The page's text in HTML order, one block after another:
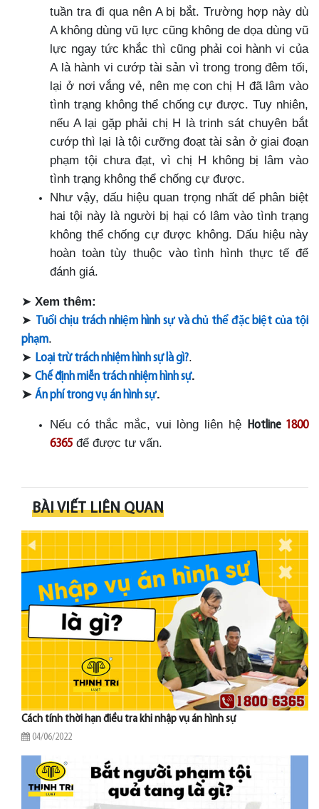
tuần tra đi qua nên A bị bắt. Trường hợp này dù
A không dùng vũ lực cũng không de dọa dùng vũ
lực ngay tức khắc thì cũng phải coi hành vi của
A là hành vi cướp tài sản vì trong trong đêm tối,
lại ở nơi vắng vẻ, nên mẹ con chị H đã lâm vào
tình trạng không thể chống cự được. Tuy nhiên,
nếu A lại gặp phải chị H là trinh sát chuyên bắt
cướp thì lại là tội cưỡng đoạt tài sản ở giai đoạn
phạm tội chưa đạt, vì chị H không bị lâm vào
tình trạng không thể chống cự được.
Như vậy, dấu hiệu quan trọng nhất dể phân biệt
hai tội này là người bị hại có lâm vào tình trạng
không thể chống cự được không. Dấu hiệu này
hoàn toàn tùy thuộc vào tình hình thực tế để
đánh giá.
➤ Xem thêm:
➤ Tuổi chịu trách nhiệm hình sựvà chủ thể đặc biệt của tội
phạm.
➤ Loại trừ trách nhiệm hình sự là gì?.
➤ Chế định miễn trách nhiệm hình sự.
➤ Án phí trong vụán hình sự.
Nếu có thắc mắc, vui lòng liên hệ Hotline 1800
6365 để được tư vấn.
BÀI VIẾT LIÊN QUAN
Cách tính thời hạn điều tra khi nhập vụ án hình sự
04/06/2022